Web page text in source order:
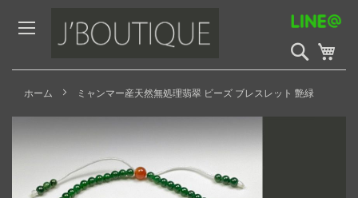
to
Content
検
索
開
ホーム ミャンマー産天然無処理翡翠 ビーズ ブレスレット 艶緑
Skip